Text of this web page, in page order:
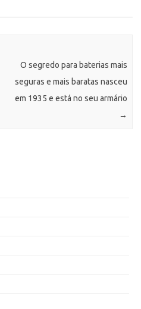
O segredo para baterias mais
seguras e mais baratas nasceu
em 1935 e está no seu armário
→